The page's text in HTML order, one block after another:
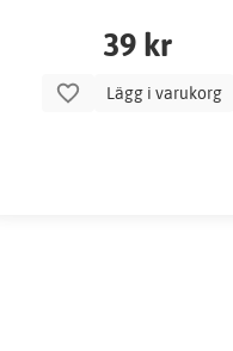
39 kr
Lägg i varukorg